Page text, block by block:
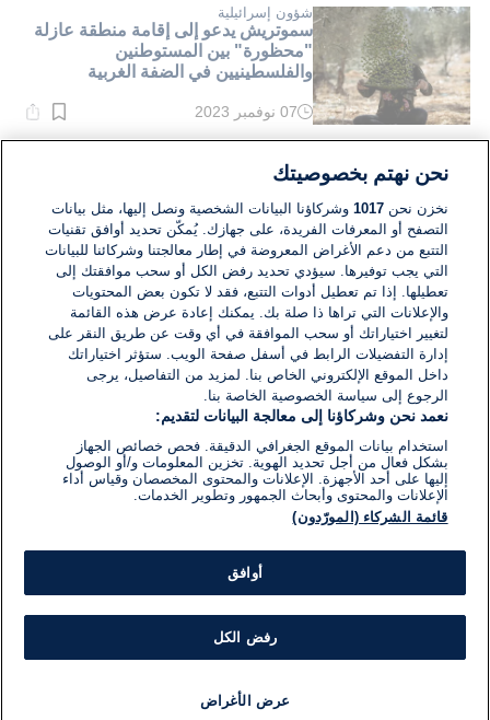
دقيقة.
شؤون إسرائيلية
سموتريش يدعو إلى إقامة منطقة عازلة
"محظورة" بين المستوطنين
والفلسطينيين في الضفة الغربية
وقت
دقيقة.
07 نوفمبر 2023
الشرق الأوسط
احتجاجات "ثورة أكتوبر" تعود إلى شوارع
العاصمة العراقية
وقت
القراءة:
1}
دقيقة.
25 أكتوبر 2020
نحن نهتم بخصوصيتك
نخزن نحن1017 وشركاؤنا البيانات الشخصية ونصل إليها، مثل بيانات
التصفح أو المعرفات الفريدة، على جهازك. يُمكّن تحديد أوافق تقنيات
التتبع من دعم الأغراض المعروضة في إطار معالجتنا وشركائنا للبيانات
التي يجب توفيرها. سيؤدي تحديد رفض الكل أو سحب موافقتك إلى
تعطيلها. إذا تم تعطيل أدوات التتبع، فقد لا تكون بعض المحتويات
والإعلانات التي تراها ذا صلة بك. يمكنك إعادة عرض هذه القائمة
لتغيير اختياراتك أو سحب الموافقة في أي وقت عن طريق النقر على
إدارة التفضيلات الرابط في أسفل صفحة الويب. ستؤثر اختياراتك
داخل الموقع الإلكتروني الخاص بنا. لمزيد من التفاصيل، يرجى
الرجوع إلى سياسة الخصوصية الخاصة بنا.
نعمد نحن وشركاؤنا إلى معالجة البيانات لتقديم:
استخدام بيانات الموقع الجغرافي الدقيقة. فحص خصائص الجهاز
بشكل فعال من أجل تحديد الهوية. تخزين المعلومات و/أو الوصول
إليها على أحد الأجهزة. الإعلانات والمحتوى المخصصان وقياس أداء
الإعلانات والمحتوى وأبحاث الجمهور وتطوير الخدمات.
قائمة الشركاء (المورّدون)
أوافق
رفض الكل
عرض الأغراض